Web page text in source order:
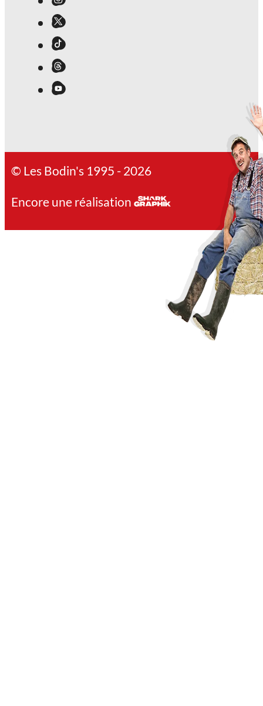
© Les Bodin's 1995 - 2026
Encore une réalisation